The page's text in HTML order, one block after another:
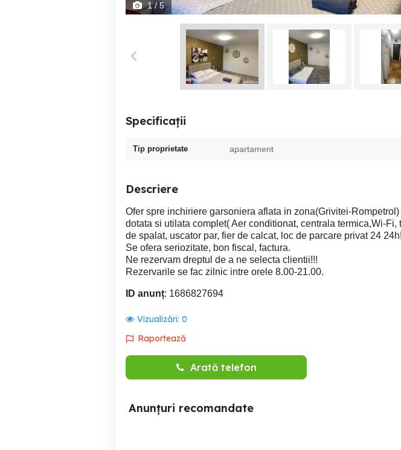
1/ 5
Specificații
Tip proprietate apartament
Descriere
Ofer spre inchiriere garsoniera aflata in zona(Grivitei-
dotata si utilata complet( Aer conditionat, centrala termica,Wi-Fi,
de spalat, uscator par, fier de calcat, loc de parcare privat 24
Se ofera seriozitate, bon fiscal, factura.
Ne rezervam dreptul de a ne selecta clientii!!!
Rezervarile se fac zilnic intre orele 8.00-21.00.
ID anunț: 1686827694
Vizualizări: 0
Raportează
Arată telefon
Anunțuri recomandate